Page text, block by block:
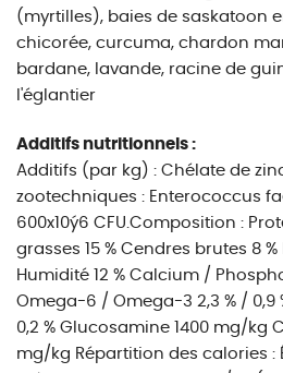
(myrtilles), baies de saskatoon
chicorée, curcuma, chardon
bardane, lavande, racine de
l'églantier
Additifs nutritionnels :
Additifs (par kg) : Chélate de
zootechniques : Enterococcus
600x10ý6 CFU.Composition :
grasses 15 % Cendres brutes 8
Humidité 12 % Calcium /
Omega-6 / Omega-3 2,3 % / 0,9
0,2 % Glucosamine 1400 mg/kg
mg/kg Répartition des calories :